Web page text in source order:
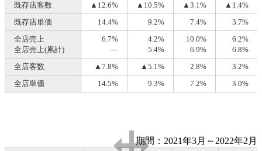
既存店客数
▲12.6% ▲10.5% ▲3.1%
▲1.4%
既存店単価
14.4% 9.2% 7.4%
3.7%
全店売上
全店売上(累計)
6.7%
―
4.2%
5.4%
10.0%
6.9%
6.2%
6.8%
全店客数
▲7.8% ▲5.1% 2.8%
3.2%
全店単価
14.5% 9.3% 7.2% 3.0%
期間：2021年3月～2022年2月